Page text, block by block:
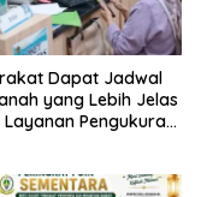
Dapat Jadwal
yang Lebih Jelas
Pengukuran